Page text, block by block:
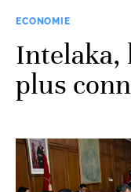
ECONOMIE
Intelaka,
plus